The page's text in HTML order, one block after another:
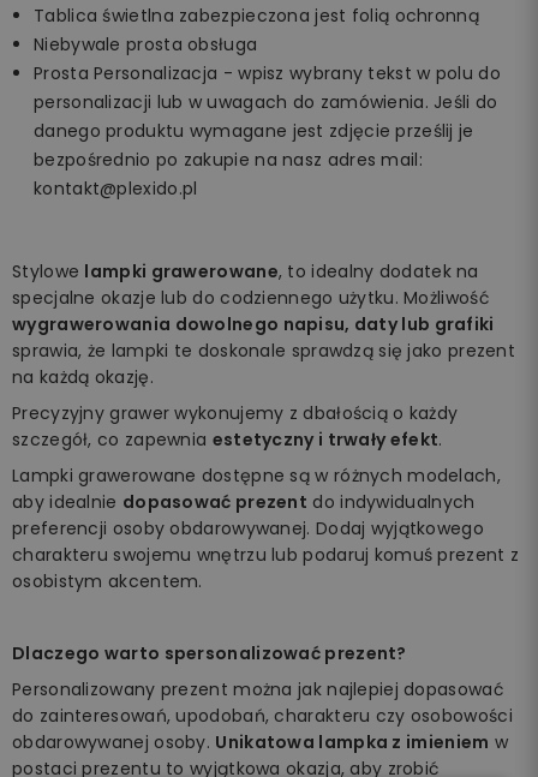
Tablica świetlna zabezpieczona jest folią ochronną
Niebywale prosta obsługa
Prosta Personalizacja - wpisz wybrany tekst w polu do
personalizacji lub w uwagach do zamówienia. Jeśli do
danego produktu wymagane jest zdjęcie prześlij je
bezpośrednio po zakupie na nasz adres mail:
kontakt@plexido.pl
Stylowe lampki grawerowane, to idealny dodatek na
specjalne okazje lub do codziennego użytku. Możliwość
wygrawerowania dowolnego napisu, daty lub grafiki
sprawia, że lampki te doskonale sprawdzą się jako prezent
na każdą okazję.
Precyzyjny grawer wykonujemy z dbałością o każdy
szczegół, co zapewnia estetyczny i trwały efekt.
Lampki grawerowane dostępne są w różnych modelach,
aby idealnie dopasować prezent do indywidualnych
preferencji osoby obdarowywanej. Dodaj wyjątkowego
charakteru swojemu wnętrzu lub podaruj komuś prezent z
osobistym akcentem.
Dlaczego warto spersonalizować prezent?
Personalizowany prezent można jak najlepiej dopasować
do zainteresowań, upodobań, charakteru czy osobowości
obdarowywanej osoby. Unikatowa lampka z imieniem w
postaci prezentu to wyjątkowa okazja, aby zrobić